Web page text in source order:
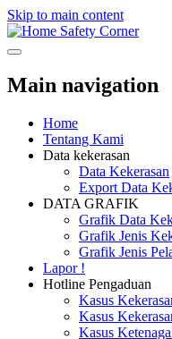
Skip to main content
Safety Corner
Main navigation
Home
Tentang Kami
Data kekerasan
Data Kekerasan
Export Data
DATA GRAFIK
Grafik Data
Grafik Jenis
Grafik Jenis
Lapor !
Hotline Pengaduan
Kasus
Kasus
Kasus